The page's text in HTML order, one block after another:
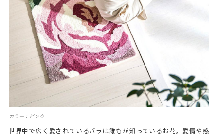
カラー：ピンク
世界中で広く愛されているバラは誰もが知っているお花。愛情や感